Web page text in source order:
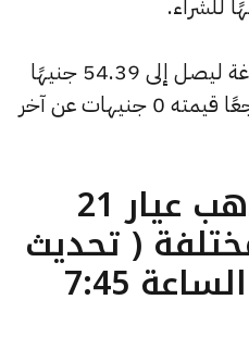
كما انخفض سعر دولار الصاغة ليصل إلى 54.39 جنيهًا
للبيع و0 جنيهًا للشراء، بتراجعًا قيمته 0 جنيهات عن آخر
ما هو سعر الذهب عيار 21
( تحديث
السبت 4 أبريل الساعة 7:45